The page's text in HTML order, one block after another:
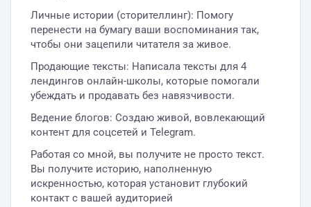
Личные истории (сторителлинг): Помогу
перенести на бумагу ваши воспоминания так,
чтобы они зацепили читателя за живое.
Продающие тексты: Написала тексты для 4
лендингов онлайн-школы, которые помогали
убеждать и продавать без навязчивости.
Ведение блогов: Создаю живой, вовлекающий
контент для соцсетей и Telegram.
Работая со мной, вы получите не просто текст.
Вы получите историю, наполненную
искренностью, которая установит глубокий
контакт с вашей аудиторией